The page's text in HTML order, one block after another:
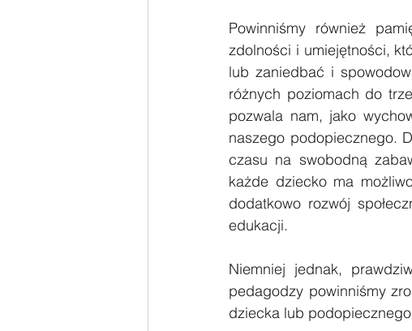
Powinniśmy również
zdolności i umiejętności,
lub zaniedbać i
różnych poziomach do
pozwala nam, jako
naszego podopiecznego.
czasu na swobodną
każde dziecko ma
dodatkowo rozwój
edukacji.
Niemniej jednak,
pedagodzy powinniśmy
dziecka lub